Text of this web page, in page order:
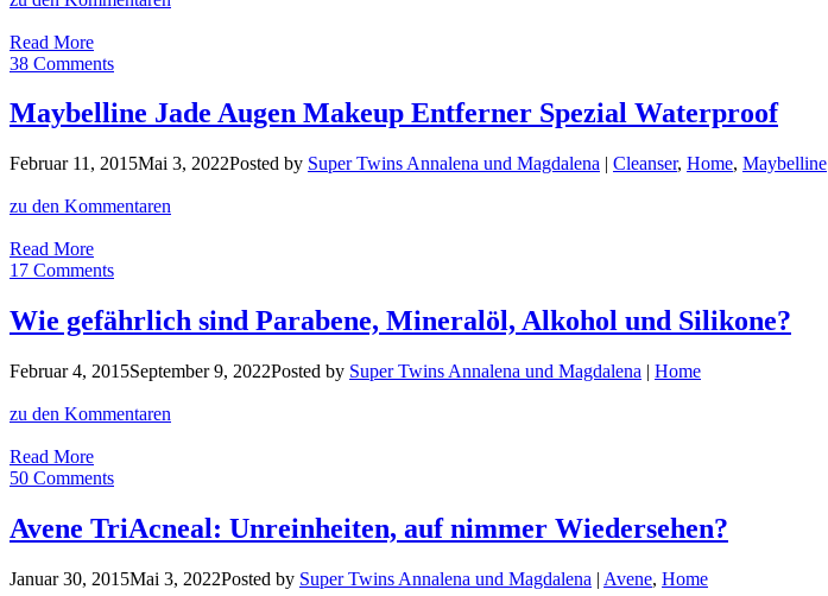
Read MoreDermasence
Eye
mit
besonders
Textur
38 Comments
Maybelline Jade Augen Makeup Entferner Spezial Waterproof
Februar 11, 2015Mai 3, 2022Posted by Super Twins Annalena und Magdalena | Cleanser, Home, Maybelline
zu den Kommentaren
Read MoreMaybelline
Jade
Makeup
Entferner
Waterproof
17 Comments
Wie gefährlich sind Parabene, Mineralöl, Alkohol und Silikone?
Februar 4, 2015September 9, 2022Posted by Super Twins Annalena und Magdalena | Home
zu den Kommentaren
Read MoreWie
gefährlich
Parabene,
Mineralöl,
und
50 Comments
Avene TriAcneal: Unreinheiten, auf nimmer Wiedersehen?
Januar 30, 2015Mai 3, 2022Posted by Super Twins Annalena und Magdalena | Avene, Home